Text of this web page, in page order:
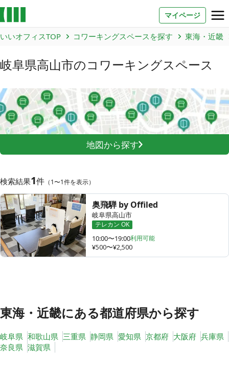
マイページ
よくあるご質問
法人での利用
いいオフィス（コワーキングスペース）
いい会議室（会議室専用スペース）
FCオーナー募集
コワーキング運営DXシステム
E Solution
いいオフィスTOP コワーキングスペースを探す 東海・近畿
岐阜県高山市のコワーキングスペース
地図から探す
検索結果1件 （1〜1件を表示）
奥飛騨 by Offiled
岐阜県高山市
テレカン OK
10:00〜19:00利用可能
¥500〜¥2,500
東海・近畿にある都道府県から探す
岐阜県 和歌山県 三重県 静岡県 愛知県 京都府 大阪府 兵庫県
奈良県 滋賀県